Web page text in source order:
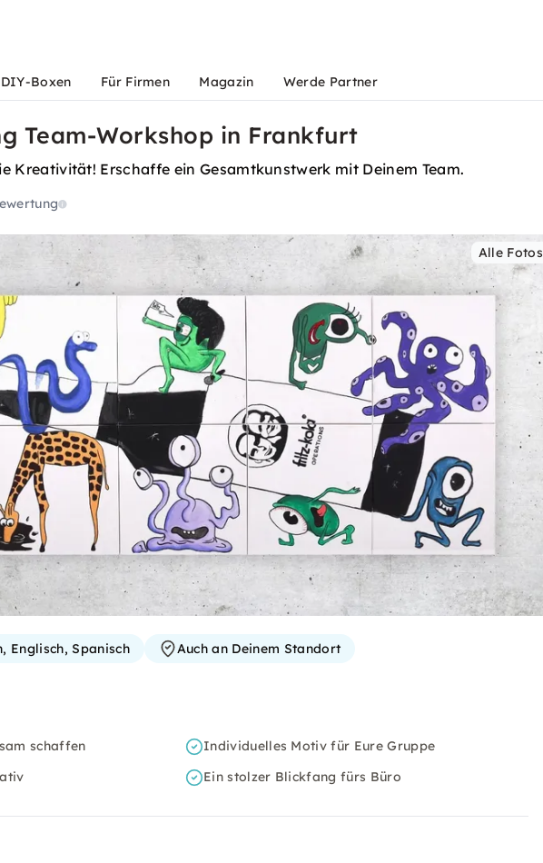
DIY-Boxen Für Firmen Magazin Werde Partner
Team-Workshop in Frankfurt
Kreativität! Erschaffe ein Gesamtkunstwerk mit Deinem Team.
Alle Fotos
Englisch, Spanisch Auch an Deinem Standort
schaffen
Individuelles Motiv für Eure Gruppe
Ein stolzer Blickfang fürs Büro